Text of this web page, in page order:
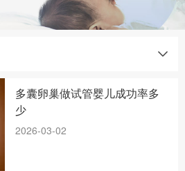
多囊卵巢做试管婴儿成功率多
少
2026-03-02